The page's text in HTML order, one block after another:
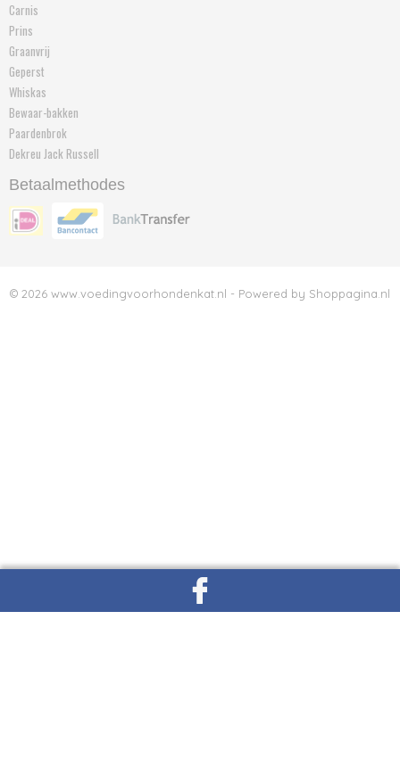
Carnis
Prins
Graanvrij
Geperst
Whiskas
Bewaar-bakken
Paardenbrok
Dekreu Jack Russell
Betaalmethodes
© 2026 www.voedingvoorhondenkat.nl - Powered by Shoppagina.nl